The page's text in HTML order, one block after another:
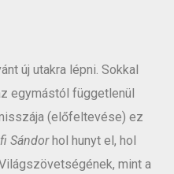
új utakra lépni. Sokkal
egymástól függetlenül
(előfeltevése) ez
Sándorhol hunyt el, hol
mint a